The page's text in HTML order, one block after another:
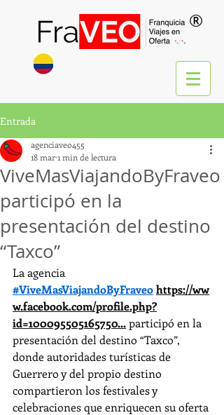
®
Entrada
ViveMasViajandoByFraveo
participó en la
presentación del destino
“Taxco”
agenciaveo455
18 mar1 min de lectura
La agencia
#ViveMasViajandoByFraveohttps://ww
w.facebook.com/profile.php?
id=100095505165750... participó en la
presentación del destino “Taxco”,
donde autoridades turísticas de
Guerrero y del propio destino
compartieron los festivales y
celebraciones que enriquecen su oferta